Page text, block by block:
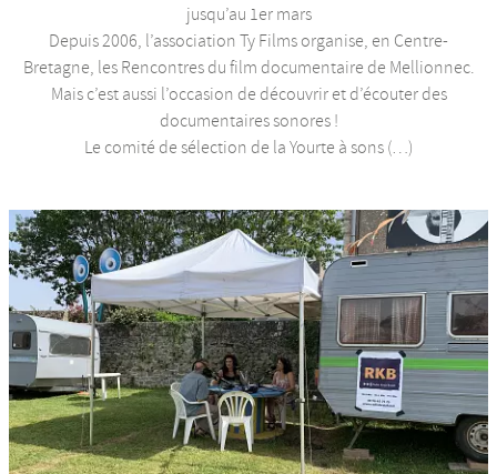
jusqu’au 1er mars
Depuis 2006, l’association Ty Films organise, en Centre-
Bretagne, les Rencontres du film documentaire de Mellionnec.
Mais c’est aussi l’occasion de découvrir et d’écouter des
documentaires sonores !
Le comité de sélection de la Yourte à sons (…)